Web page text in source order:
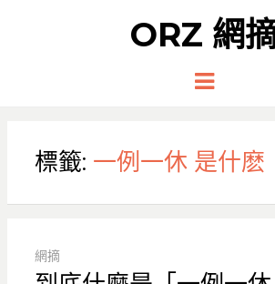
ORZ 網
Menu
標籤: 一例一休 是什麽
網摘